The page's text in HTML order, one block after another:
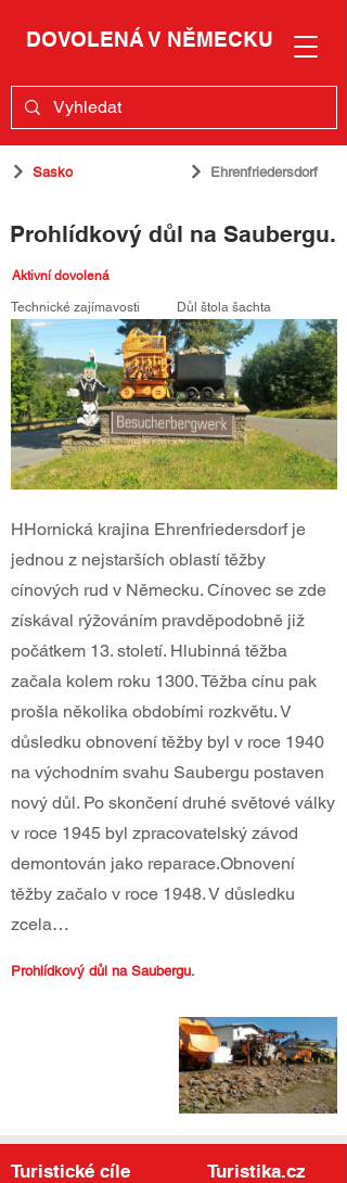
DOVOLENÁ V NĚMECKU
Sasko Ehrenfriedersdorf
Prohlídkový důl na Saubergu.
Aktivní dovolená
Technické zajímavosti Důl štola šachta
HHornická krajina Ehrenfriedersdorf je
jednou z nejstarších oblastí těžby
cínových rud v Německu. Cínovec se zde
získával rýžováním pravděpodobně již
počátkem 13. století. Hlubinná těžba
začala kolem roku 1300. Těžba cínu pak
prošla několika obdobími rozkvětu. V
důsledku obnovení těžby byl v roce 1940
na východním svahu Saubergu postaven
nový důl. Po skončení druhé světové války
v roce 1945 byl zpracovatelský závod
demontován jako reparace.Obnovení
těžby začalo v roce 1948. V důsledku
zcela…
Prohlídkový důl na Saubergu.
Turistické cíle Turistika.cz